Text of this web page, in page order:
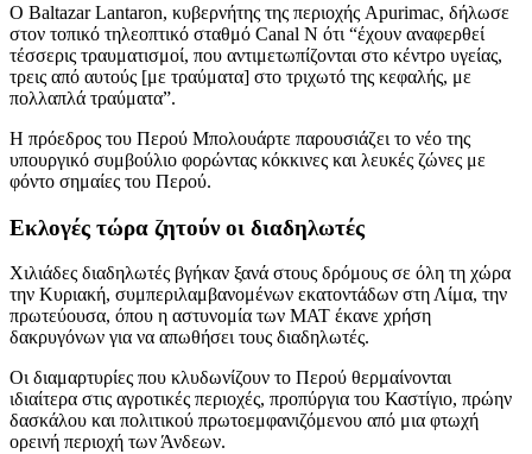
Ο Baltazar Lantaron, κυβερνήτης της περιοχής Apurimac, δήλωσε
στον τοπικό τηλεοπτικό σταθμό Canal N ότι “έχουν αναφερθεί
τέσσερις τραυματισμοί, που αντιμετωπίζονται στο κέντρο υγείας,
τρεις από αυτούς [με τραύματα] στο τριχωτό της κεφαλής, με
πολλαπλά τραύματα”.
Η πρόεδρος του Περού Μπολουάρτε παρουσιάζει το νέο της
υπουργικό συμβούλιο φορώντας κόκκινες και λευκές ζώνες με
φόντο σημαίες του Περού.
Εκλογές τώρα ζητούν οι διαδηλωτές
Χιλιάδες διαδηλωτές βγήκαν ξανά στους δρόμους σε όλη τη χώρα
την Κυριακή, συμπεριλαμβανομένων εκατοντάδων στη Λίμα, την
πρωτεύουσα, όπου η αστυνομία των ΜΑΤ έκανε χρήση
δακρυγόνων για να απωθήσει τους διαδηλωτές.
Οι διαμαρτυρίες που κλυδωνίζουν το Περού θερμαίνονται
ιδιαίτερα στις αγροτικές περιοχές, προπύργια του Καστίγιο, πρώην
δασκάλου και πολιτικού πρωτοεμφανιζόμενου από μια φτωχή
ορεινή περιοχή των Άνδεων.